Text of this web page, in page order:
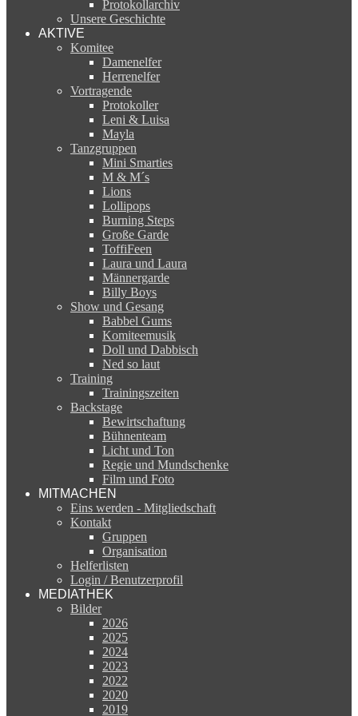
Protokollarchiv
Unsere Geschichte
AKTIVE
Komitee
Damenelfer
Herrenelfer
Vortragende
Protokoller
Leni & Luisa
Mayla
Tanzgruppen
Mini Smarties
M & M´s
Lions
Lollipops
Burning Steps
Große Garde
ToffiFeen
Laura und Laura
Männergarde
Billy Boys
Show und Gesang
Babbel Gums
Komiteemusik
Doll und Dabbisch
Ned so laut
Training
Trainingszeiten
Backstage
Bewirtschaftung
Bühnenteam
Licht und Ton
Regie und Mundschenke
Film und Foto
MITMACHEN
Eins werden - Mitgliedschaft
Kontakt
Gruppen
Organisation
Helferlisten
Login / Benutzerprofil
MEDIATHEK
Bilder
2026
2025
2024
2023
2022
2020
2019